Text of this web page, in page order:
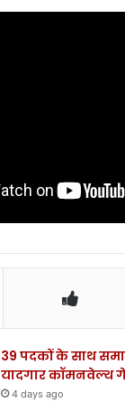
39 पदकों के साथ
यादगार कॉमनवेल्थ
4 days ago